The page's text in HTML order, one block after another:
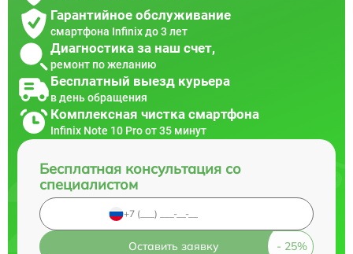
Гарантийное обслуживание
смартфона Infinix до 3 лет
Диагностика за наш счет,
ремонт по желанию
Бесплатный выезд курьера
в день обращения
Комплексная чистка смартфона
Infinix Note 10 Pro от 35 минут
Бесплатная консультация со
специалистом
Оставить заявку